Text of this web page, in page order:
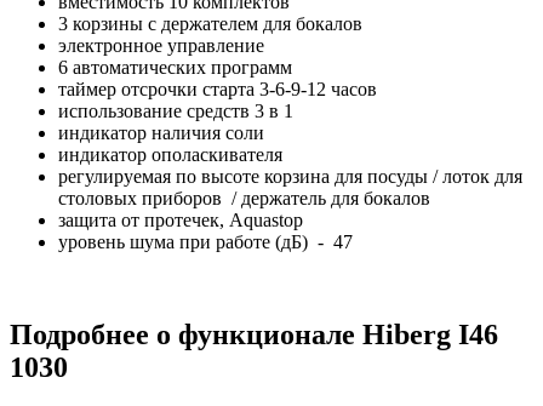
3 корзины с держателем для бокалов
электронное управление
6 автоматических программ
таймер отсрочки старта 3-6-9-12 часов
использование средств 3 в 1
индикатор наличия соли
индикатор ополаскивателя
регулируемая по высоте корзина для посуды / лоток для
столовых приборов / держатель для бокалов
защита от протечек, Aquastop
уровень шума при работе (дБ) - 47
Подробнее о функционале Hiberg I46
1030